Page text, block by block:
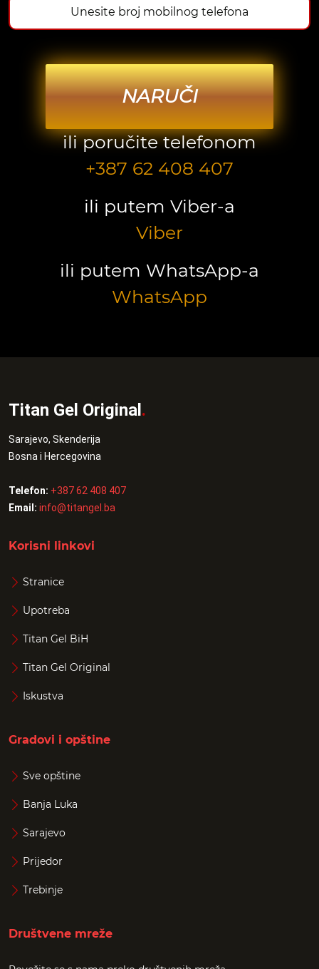
NARUČI
ili poručite telefonom
+387 62 408 407
ili putem Viber-a
Viber
ili putem WhatsApp-a
WhatsApp
Titan Gel Original.
Sarajevo, Skenderija
Bosna i Hercegovina
Telefon: +387 62 408 407
Email: info@titangel.ba
Korisni linkovi
Stranice
Upotreba
Titan Gel BiH
Titan Gel Original
Iskustva
Gradovi i opštine
Sve opštine
Banja Luka
Sarajevo
Prijedor
Trebinje
Društvene mreže